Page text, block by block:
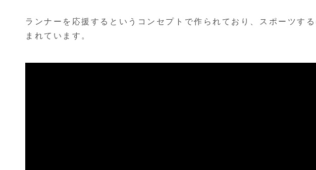
ランナーを応援するというコンセプトで作られており、スポーツす
まれています。